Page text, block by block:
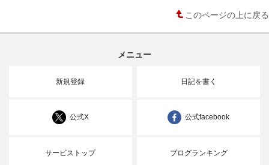
このページの上に戻る
メニュー
新規登録 日記を書く
公式X 公式facebook
サービストップ ブログランキング